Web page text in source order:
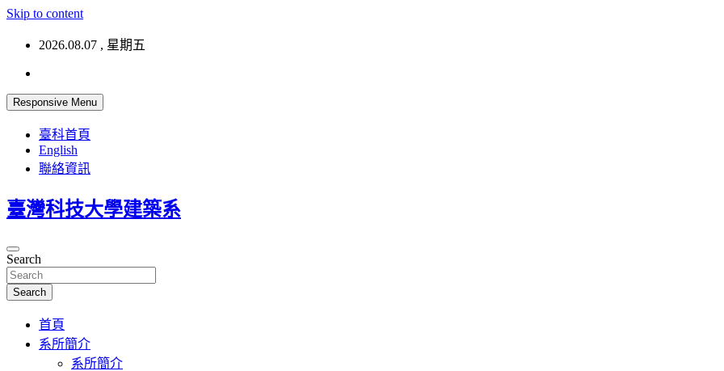
Skip to content
2026.08.07 , 星期五
Responsive Menu
臺科首頁
English
聯絡資訊
臺灣科技大學建築系
Search
Search
首頁
系所簡介
系所簡介